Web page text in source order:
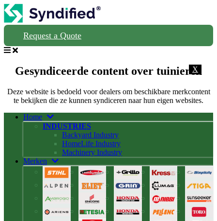
Request a Quote
X
Gesyndiceerde content over tuinieren
Deze website is bedoeld voor dealers om beschikbare merkcontent
te bekijken die ze kunnen syndiceren naar hun eigen websites.
Home
INDUSTRIES
Backyard Industry
HomeLife Industry
Machinery Industry
Merken